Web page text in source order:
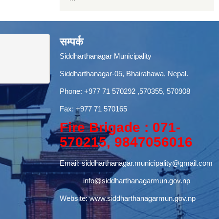
सम्पर्क
Siddharthanagar Municipality
Siddharthanagar-05, Bhairahawa, Nepal.
Phone: +977 71 570292 ,570355, 570908
Fax: +977 71 570165
Fire Brigade : 071-
570215, 9847056016
Email:siddharthanagar.municipality@gmail.com
info@siddharthanagarmun.gov.np
Website:www.siddharthanagarmun.gov.np